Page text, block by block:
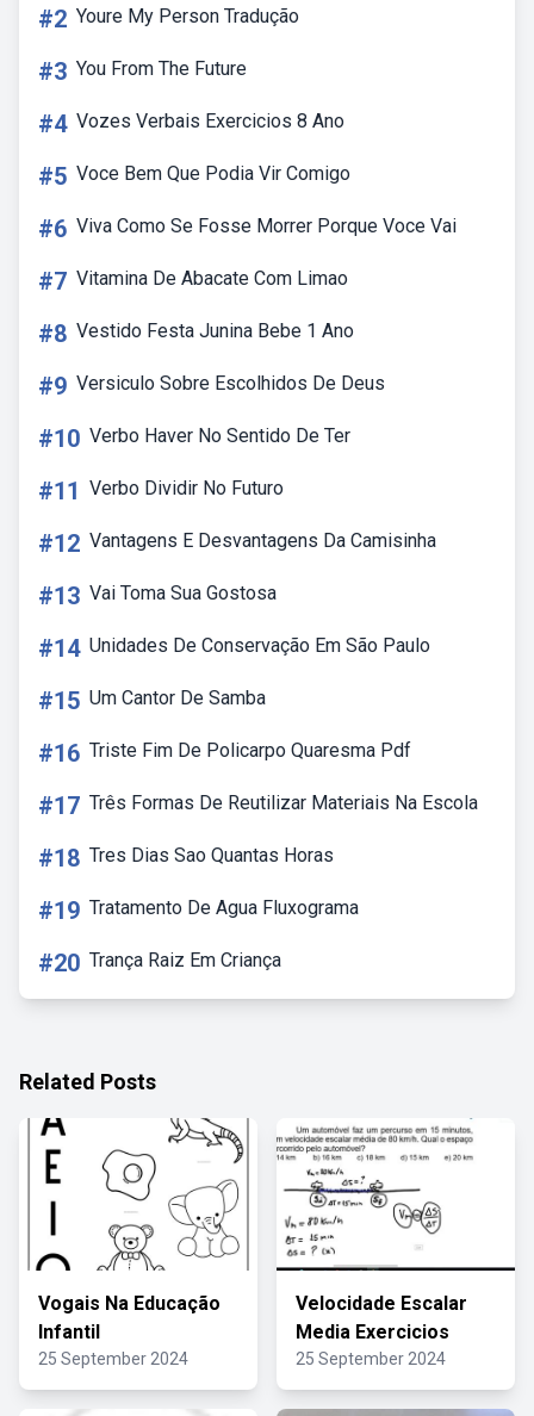
#2 Youre My Person Tradução
#3 You From The Future
#4 Vozes Verbais Exercicios 8 Ano
#5 Voce Bem Que Podia Vir Comigo
#6 Viva Como Se Fosse Morrer Porque Voce Vai
#7 Vitamina De Abacate Com Limao
#8 Vestido Festa Junina Bebe 1 Ano
#9 Versiculo Sobre Escolhidos De Deus
#10 Verbo Haver No Sentido De Ter
#11 Verbo Dividir No Futuro
#12 Vantagens E Desvantagens Da Camisinha
#13 Vai Toma Sua Gostosa
#14 Unidades De Conservação Em São Paulo
#15 Um Cantor De Samba
#16 Triste Fim De Policarpo Quaresma Pdf
#17 Três Formas De Reutilizar Materiais Na Escola
#18 Tres Dias Sao Quantas Horas
#19 Tratamento De Agua Fluxograma
#20 Trança Raiz Em Criança
Related Posts
Vogais Na Educação
Infantil
25 September 2024
Velocidade Escalar
Media Exercicios
25 September 2024